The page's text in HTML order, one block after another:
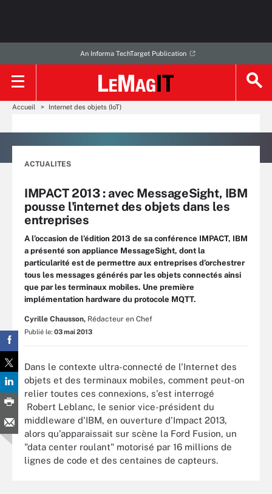
An Informa TechTarget Publication
Accueil Internet des objets (IoT)
ACTUALITES
IMPACT 2013 : avec MessageSight, IBM
pousse l'internet des objets dans les
entreprises
A l’occasion de l’édition 2013 de sa conférence IMPACT, IBM
a présenté son appliance MessageSight, dont la
particularité est de permettre aux entreprises d’orchestrer
tous les messages générés par les objets connectés ainsi
que par les terminaux mobiles. Une première
implémentation hardware du protocole MQTT.
Cyrille Chausson, Rédacteur en Chef
Publié le: 03 mai 2013
Dans le contexte ultra-connecté de l'Internet des
objets et des terminaux mobiles, comment peut-on
relier toutes ces connexions, s'est interrogé
Robert Leblanc, le senior vice-président du
middleware d'IBM, en ouverture d'Impact 2013,
alors qu'apparaissait sur scène la Ford Fusion, un
"data center roulant" motorisé par 16 millions de
lignes de code et des centaines de capteurs.